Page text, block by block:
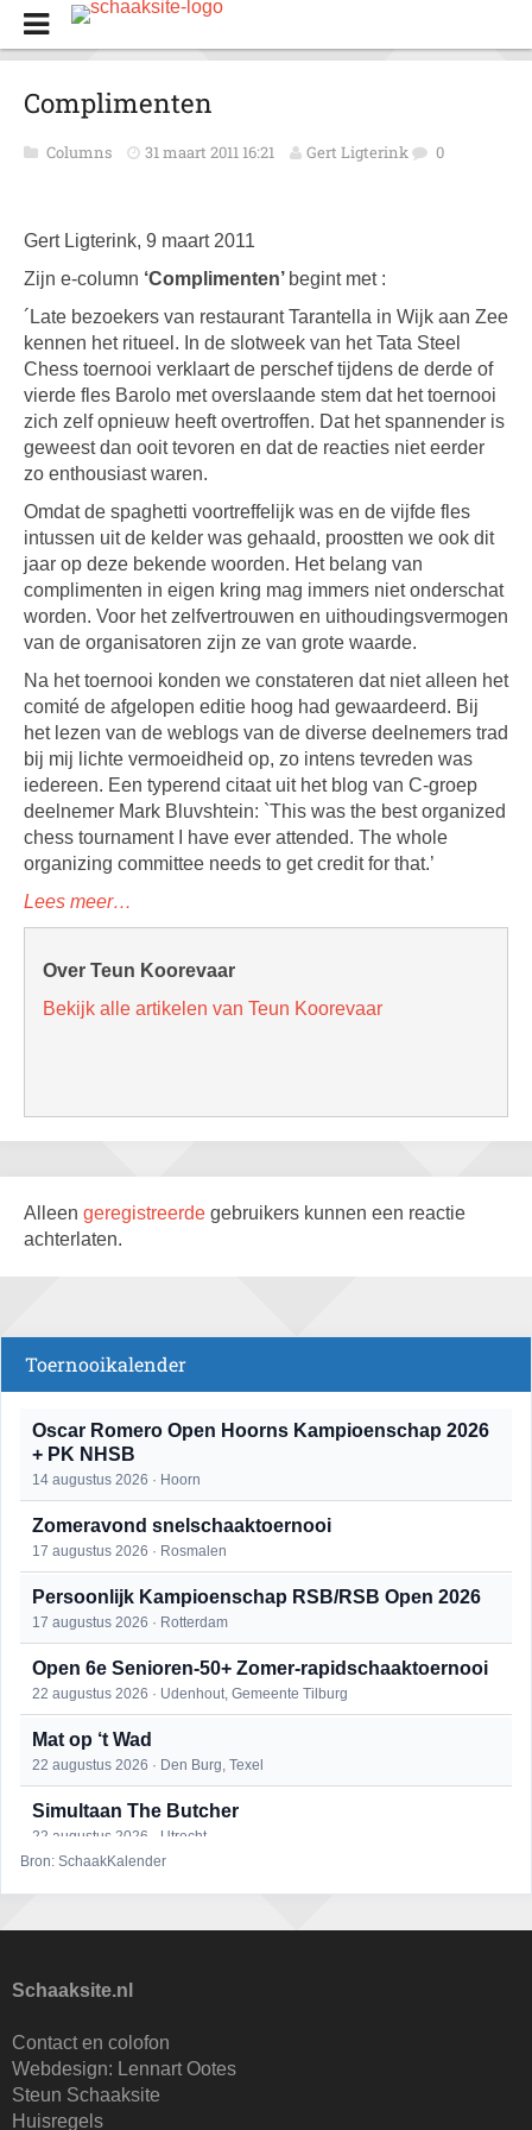
Complimenten
Columns 31 maart 2011 16:21 Gert Ligterink 0
Gert Ligterink, 9 maart 2011
Zijn e-column ‘Complimenten’ begint met :
´Late bezoekers van restaurant Tarantella in Wijk aan Zee
kennen het ritueel. In de slotweek van het Tata Steel
Chess toernooi verklaart de perschef tijdens de derde of
vierde fles Barolo met overslaande stem dat het toernooi
zich zelf opnieuw heeft overtroffen. Dat het spannender is
geweest dan ooit tevoren en dat de reacties niet eerder
zo enthousiast waren.
Omdat de spaghetti voortreffelijk was en de vijfde fles
intussen uit de kelder was gehaald, proostten we ook dit
jaar op deze bekende woorden. Het belang van
complimenten in eigen kring mag immers niet onderschat
worden. Voor het zelfvertrouwen en uithoudingsvermogen
van de organisatoren zijn ze van grote waarde.
Na het toernooi konden we constateren dat niet alleen het
comité de afgelopen editie hoog had gewaardeerd. Bij
het lezen van de weblogs van de diverse deelnemers trad
bij mij lichte vermoeidheid op, zo intens tevreden was
iedereen. Een typerend citaat uit het blog van C-groep
deelnemer Mark Bluvshtein: `This was the best organized
chess tournament I have ever attended. The whole
organizing committee needs to get credit for that.’
Lees meer…
Over Teun Koorevaar
Bekijk alle artikelen van Teun Koorevaar
Alleen geregistreerde gebruikers kunnen een reactie
achterlaten.
Toernooikalender
Oscar Romero Open Hoorns Kampioenschap 2026
+ PK NHSB
14 augustus 2026 · Hoorn
Zomeravond snelschaaktoernooi
17 augustus 2026 · Rosmalen
Persoonlijk Kampioenschap RSB/RSB Open 2026
17 augustus 2026 · Rotterdam
Open 6e Senioren-50+ Zomer-rapidschaaktoernooi
22 augustus 2026 · Udenhout, Gemeente Tilburg
Mat op ‘t Wad
22 augustus 2026 · Den Burg, Texel
Simultaan The Butcher
22 augustus 2026 · Utrecht
25 augustus 2026 · Bunschoten-Spakenburg
27 augustus 2026 · Delft
KC Open
28 augustus 2026 · Haarlem
Bron: SchaakKalender
Schaaksite.nl
Contact en colofon
Webdesign: Lennart Ootes
Steun Schaaksite
Huisregels